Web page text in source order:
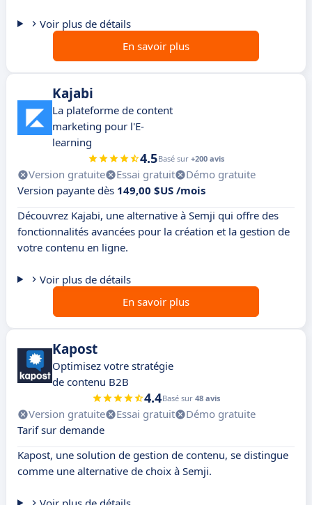
Voir plus de détails
En savoir plus
Kajabi
La plateforme de content
marketing pour l'E-
learning
4.5Basé sur +200 avis
Version gratuite Essai gratuit
Démo gratuite
Version payante dès 149,00 $US /mois
Découvrez Kajabi, une alternative à Semji qui offre des
fonctionnalités avancées pour la création et la gestion de
votre contenu en ligne.
Voir plus de détails
En savoir plus
Kapost
Optimisez votre stratégie
de contenu B2B
4.4Basé sur 48 avis
Version gratuite Essai gratuit
Démo gratuite
Tarif sur demande
Kapost, une solution de gestion de contenu, se distingue
comme une alternative de choix à Semji.